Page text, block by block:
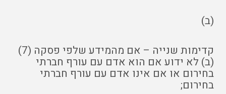
(ב)
קדימות שנייה – אם מהמידע שלפי פסקה (7)
(ב) לא ידוע אם הוא אדם עם עורף חברתי
בחירום או אם אינו אדם עם עורף חברתי
בחירום;